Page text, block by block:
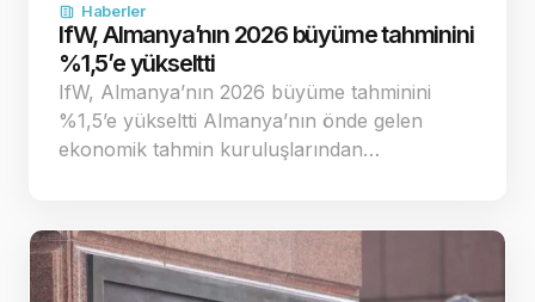
Haberler
IfW, Almanya’nın 2026 büyüme tahminini
%1,5’e yükseltti
IfW, Almanya’nın 2026 büyüme tahminini
%1,5’e yükseltti Almanya’nın önde gelen
ekonomik tahmin kuruluşlarından…